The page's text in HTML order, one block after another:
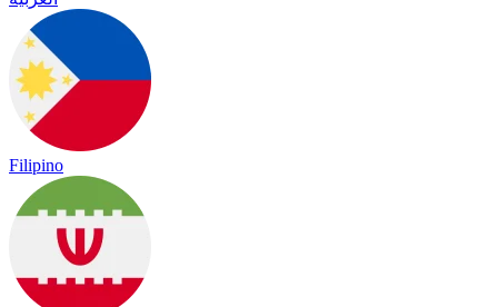
Filipino